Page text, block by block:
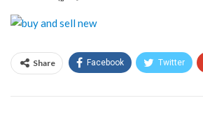
Share Facebook Twitter